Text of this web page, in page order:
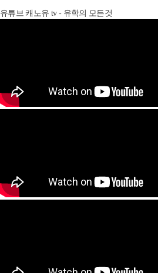
유튜브 캐노유 tv - 유학의 모든것